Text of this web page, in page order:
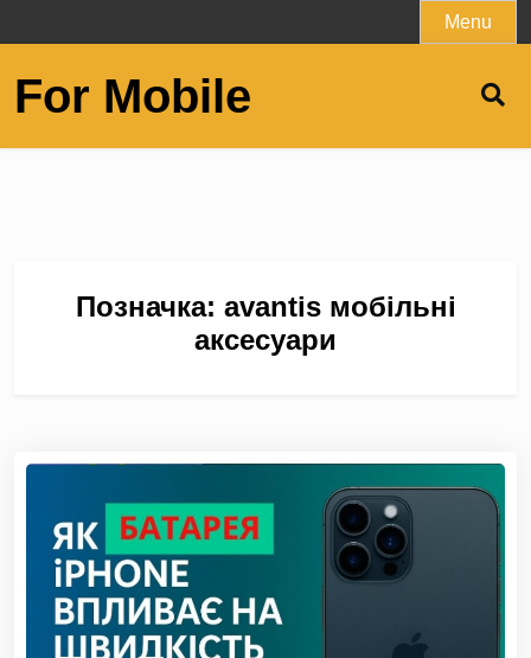
to
Menu
For Mobile
Позначка: avantis мобільні
аксесуари